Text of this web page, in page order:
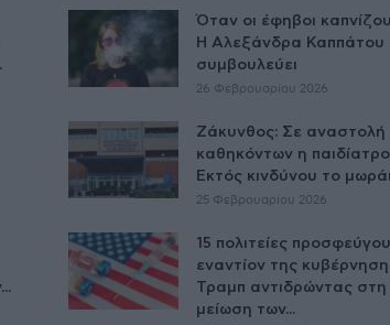
Όταν οι έφηβοι
Η Αλεξάνδρα Καππάτου
συμβουλεύει
26 Φεβρουαρίου 2026
Ζάκυνθος: Σε αναστολή
καθηκόντων η
Εκτός κινδύνου το
25 Φεβρουαρίου 2026
15 πολιτείες
εναντίον της
Τραμπ αντιδρώντας στη
μείωση των...